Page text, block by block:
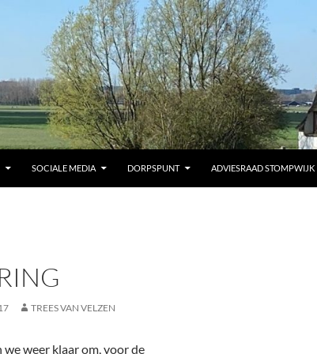
SOCIALE MEDIA DORPSPUNT ADVIESRAAD STOMPWIJK
TREES VAN VELZEN
weer klaar om, voor de